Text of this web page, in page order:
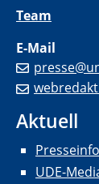
Team
E-Mail
Aktuell
UDE-